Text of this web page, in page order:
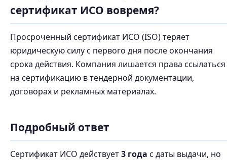
сертификат ИСО вовремя?
Просроченный сертификат ИСО (ISO) теряет
юридическую силу с первого дня после окончания
срока действия. Компания лишается права ссылаться
на сертификацию в тендерной документации,
договорах и рекламных материалах.
Подробный ответ
Сертификат ИСО действует3 года с даты выдачи, но